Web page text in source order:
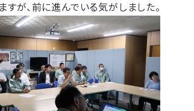
が、前に進んでいる気がしました。